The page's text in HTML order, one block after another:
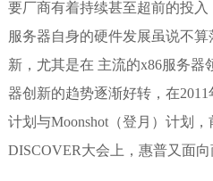
要厂商有着持续甚至超前的投
服务器自身的硬件发展虽说不
新，尤其是在 主流的x86服务
器创新的趋势逐渐好转，在2011
计划与Moonshot（登月）计划
DISCOVER大会上，惠普又面